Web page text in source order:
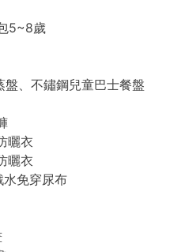
5~8歲
、不鏽鋼兒童巴士餐盤
曬衣
曬衣
免穿尿布